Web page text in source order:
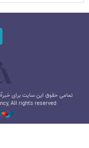
تمامی حقوق این سایت برای
All rights reserved